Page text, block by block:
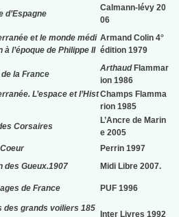
d’Espagne
Calmann-lévy 20
06
et le monde médi
à l’époque de Philippe II
Armand Colin 4°
édition 1979
de la France
Arthaud Flammar
ion 1986
L’espace et l’HistChamps Flamma
rion 1985
Corsaires
L’Ancre de Marin
e 2005
Perrin 1997
des Gueux.1907
Midi Libre 2007.
de France PUF 1996
des grands voiliers 185
Inter Livres 1992